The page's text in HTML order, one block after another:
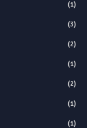
(1)
(3)
(2)
(1)
(2)
(1)
(1)